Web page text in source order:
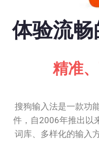
体验流
精准
搜狗输入法是一款功
件，自2006年推出以
词库、多样化的输入